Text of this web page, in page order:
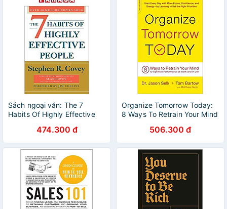
Sách ngoại văn: The 7
Habits Of Highly Effective
474.300 đ
Organize Tomorrow Today:
8 Ways To Retrain Your Mind
Work And In Life
506.300 đ